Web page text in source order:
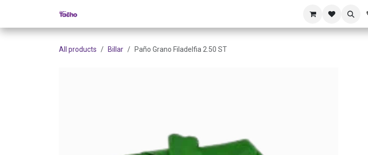
Ofertas
All products Billar Paño Grano Filadelfia 2.50 ST